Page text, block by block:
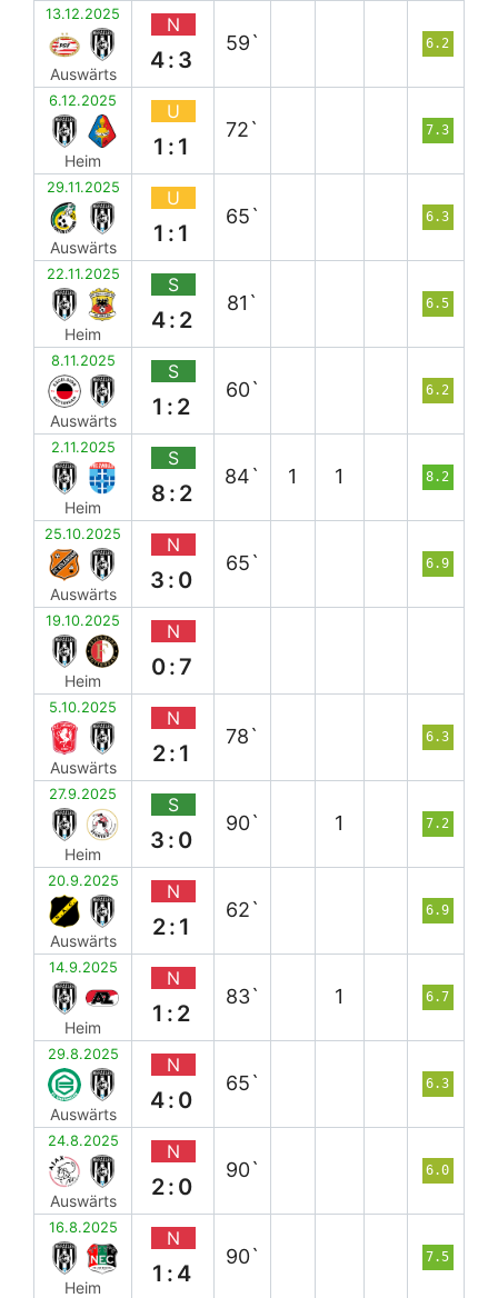
13.12.2025
Auswärts
N
4:3
59` 6.2
6.12.2025
Heim
U
1:1
72` 7.3
29.11.2025
Auswärts
U
1:1
65` 6.3
22.11.2025
Heim
S
4:2
81` 6.5
8.11.2025
Auswärts
S
1:2
60` 6.2
2.11.2025
Heim
S
8:2
84` 1 1 8.2
25.10.2025
Auswärts
N
3:0
65` 6.9
19.10.2025
Heim
N
0:7
5.10.2025
Auswärts
N
2:1
78` 6.3
27.9.2025
Heim
S
3:0
90` 1 7.2
20.9.2025
Auswärts
N
2:1
62` 6.9
14.9.2025
Heim
N
1:2
83` 1 6.7
29.8.2025
Auswärts
N
4:0
65` 6.3
24.8.2025
Auswärts
N
2:0
90` 6.0
16.8.2025
Heim
N
1:4
90` 7.5